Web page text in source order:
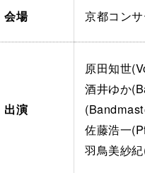
会場 京都コン
出演
原田知世
酒井ゆか
佐藤浩一
羽鳥美紗